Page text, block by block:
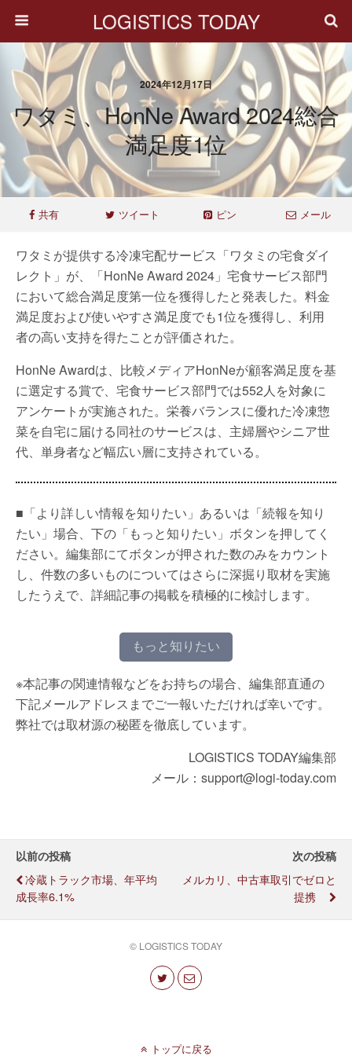
LOGISTICS TODAY
2024年12月17日
ワタミ、HonNe Award 2024総合
満足度1位
共有 ツイート ピン メール
ワタミが提供する冷凍宅配サービス「ワタミの宅食ダイ
レクト」が、「HonNe Award 2024」宅食サービス部門
において総合満足度第一位を獲得したと発表した。料金
満足度および使いやすさ満足度でも1位を獲得し、利用
者の高い支持を得たことが評価された。
HonNe Awardは、比較メディアHonNeが顧客満足度を基
に選定する賞で、宅食サービス部門では552人を対象に
アンケートが実施された。栄養バランスに優れた冷凍惣
菜を自宅に届ける同社のサービスは、主婦層やシニア世
代、単身者など幅広い層に支持されている。
■「より詳しい情報を知りたい」あるいは「続報を知り
たい」場合、下の「もっと知りたい」ボタンを押してく
ださい。編集部にてボタンが押された数のみをカウント
し、件数の多いものについてはさらに深掘り取材を実施
したうえで、詳細記事の掲載を積極的に検討します。
もっと知りたい
※本記事の関連情報などをお持ちの場合、編集部直通の
下記メールアドレスまでご一報いただければ幸いです。
弊社では取材源の秘匿を徹底しています。
LOGISTICS TODAY編集部
メール：support@logi-today.com
以前の投稿
冷蔵トラック市場、年平均
成長率6.1%
次の投稿
メルカリ、中古車取引でゼロと
提携
© LOGISTICS TODAY
トップに戻る